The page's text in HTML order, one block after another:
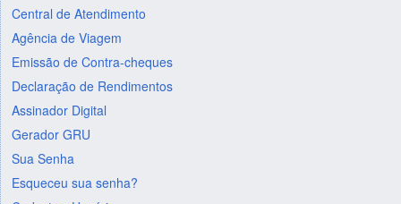
Central de Atendimento
Agência de Viagem
Emissão de Contra-cheques
Declaração de Rendimentos
Assinador Digital
Gerador GRU
Sua Senha
Esqueceu sua senha?